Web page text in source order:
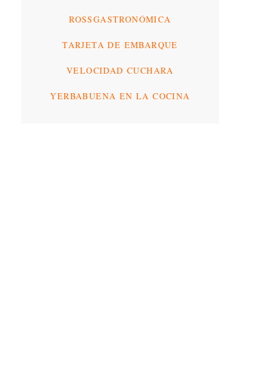
ROSSGASTRONÓMICA
TARJETA DE EMBARQUE
VELOCIDAD CUCHARA
YERBABUENA EN LA COCINA